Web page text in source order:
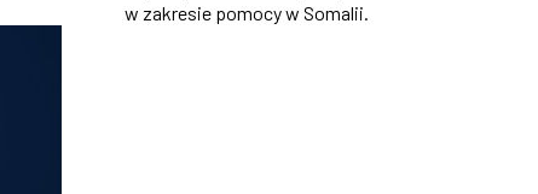
w zakresie pomocy w Somalii.